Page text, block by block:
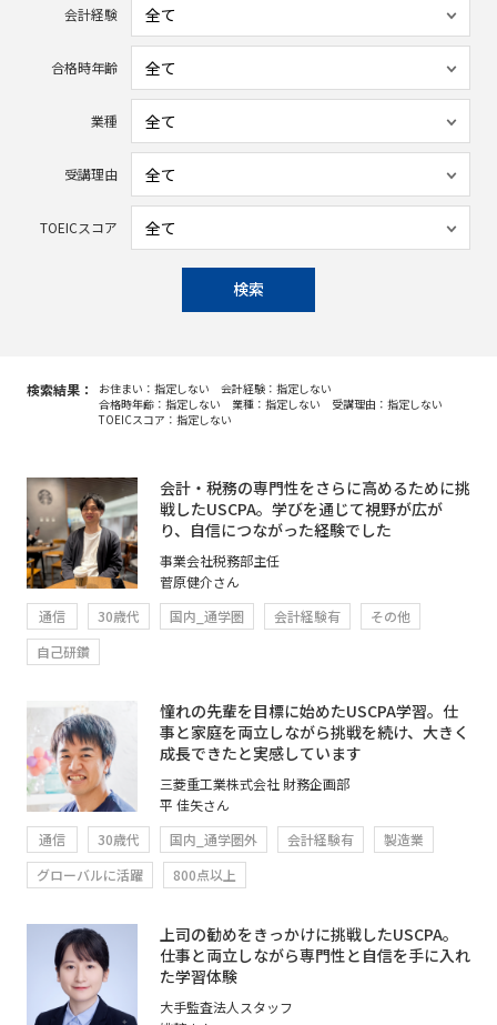
会計経験
合格時年齢
業種
受講理由
TOEICスコア
検索
検索結果： お住まい：指定しない
会計経験：指定しない
合格時年齢：指定しない
業種：指定しない
受講理由：指定しない
TOEICスコア：指定しない
会計・税務の専門性をさらに高めるために挑
戦したUSCPA。学びを通じて視野が広が
り、自信につながった経験でした
事業会社税務部主任
菅原健介さん
通信
30歳代 国内_通学圏 会計経験有
その他
自己研鑽
憧れの先輩を目標に始めたUSCPA学習。仕
事と家庭を両立しながら挑戦を続け、大きく
成長できたと実感しています
三菱重工業株式会社 財務企画部
平 佳矢さん
通信
30歳代 国内_通学圏外 会計経験有
製造業
グローバルに活躍
800点以上
上司の勧めをきっかけに挑戦したUSCPA。
仕事と両立しながら専門性と自信を手に入れ
た学習体験
大手監査法人スタッフ